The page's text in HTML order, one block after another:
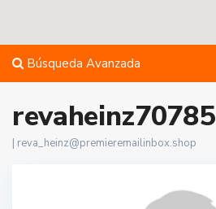
Búsqueda Avanzada
revaheinz70785
reva_heinz@premieremailinbox.shop